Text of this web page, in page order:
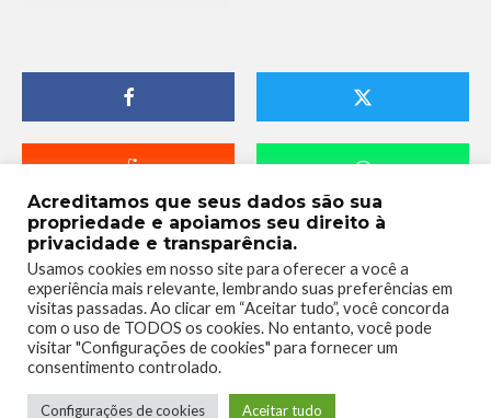
Raillander Pereira
Acreditamos que seus dados são sua
propriedade e apoiamos seu direito à
privacidade e transparência.
Usamos cookies em nosso site para oferecer a você a
experiência mais relevante, lembrando suas preferências em
visitas passadas. Ao clicar em “Aceitar tudo”, você concorda
com o uso de TODOS os cookies. No entanto, você pode
visitar "Configurações de cookies" para fornecer um
consentimento controlado.
Configurações de cookies Aceitar tudo